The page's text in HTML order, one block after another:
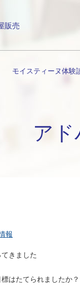
販売
モイスティーヌ体験
ア
報
きました
はたてられましたか？